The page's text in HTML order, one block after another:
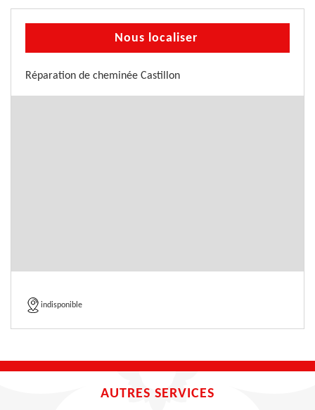
Nous localiser
Réparation de cheminée Castillon
indisponible
AUTRES SERVICES